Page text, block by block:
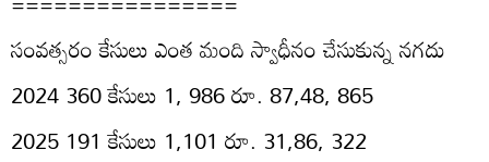
సంవత్సరం కేసులు ఎంత మంది స్వాధీనం చేసుకున్న నగదు
2024 360 కేసులు 1, 986 రూ. 87,48, 865
2025 191 కేసులు 1,101 రూ. 31,86, 322